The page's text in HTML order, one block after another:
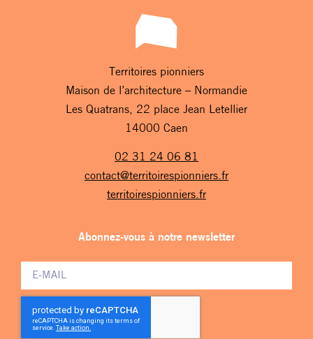
Territoires pionniers
Maison de l’architecture – Normandie
Les Quatrans, 22 place Jean Letellier
14000 Caen
02 31 24 06 81
contact@territoirespionniers.fr
territoirespionniers.fr
Abonnez-vous à notre newsletter